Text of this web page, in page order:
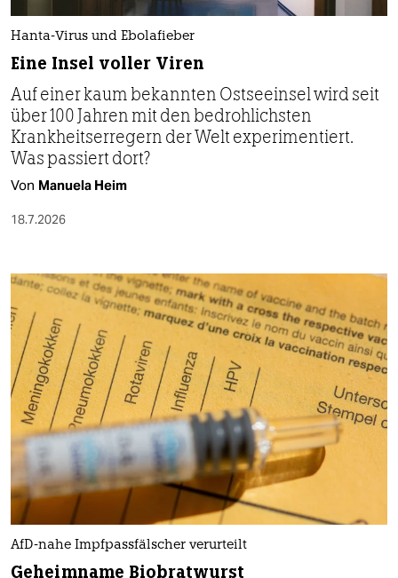
Hanta-Virus und Ebolafieber
Eine Insel voller Viren
Auf einer kaum bekannten Ostseeinsel wird seit
über 100 Jahren mit den bedrohlichsten
Krankheitserregern der Welt experimentiert.
Was passiert dort?
Von Manuela Heim
18.7.2026
AfD-nahe Impfpassfälscher verurteilt
Geheimname Biobratwurst